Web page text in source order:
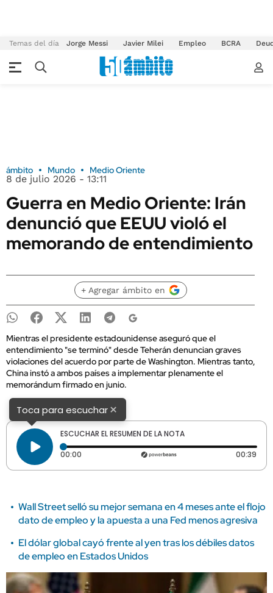
Temas del día Jorge Messi Javier Milei Empleo BCRA
ámbito Mundo Medio Oriente
8 de julio 2026 - 13:11
Guerra en Medio Oriente: Irán
denunció que EEUU violó el
memorando de entendimiento
+ Agregar ámbito en
Mientras el presidente estadounidense aseguró que el
entendimiento "se terminó" desde Teherán denuncian graves
violaciones del acuerdo por parte de Washington. Mientras tanto,
China instó a ambos países a implementar plenamente el
memorándum firmado en junio.
Toca para escuchar×
ESCUCHAR EL RESUMEN DE LA NOTA
00:00 Tiempo transcurrido: 0 segundos 00:39
Wall Street selló su mejor semana en 4 meses ante el flojo
dato de empleo y la apuesta a una Fed menos agresiva
El dólar global cayó frente al yen tras los débiles datos
de empleo en Estados Unidos